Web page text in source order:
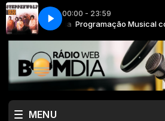
00:00 - 23:59
Bom Dia Programação Musical com
Steppenwolf - Born To Be
MENU